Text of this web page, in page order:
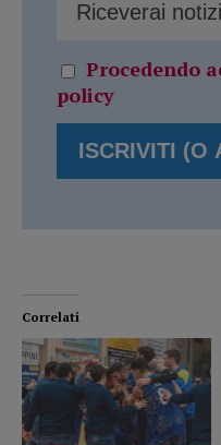
Procedendo
policy
Correlati